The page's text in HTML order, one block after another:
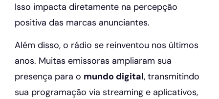
Isso impacta diretamente na percepção
positiva das marcas anunciantes.
Além disso, o rádio se reinventou nos últimos
anos. Muitas emissoras ampliaram sua
presença para o mundo digital, transmitindo
sua programação via streaming e aplicativos,